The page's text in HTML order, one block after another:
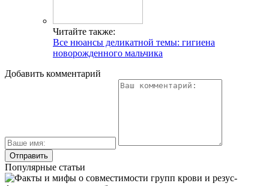
Читайте также:
Все нюансы деликатной темы: гигиена
новорожденного мальчика
Добавить комментарий
Популярные статьи